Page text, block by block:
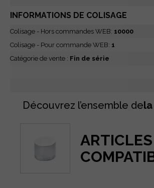
INFORMATIONS DE COLISAGE
Colisage - Hors commandes WEB: 10000
Colisage - Pour commande WEB: 1
Catégorie de vente : Fin de série
Découvrez l’ensemble de
ARTICLES